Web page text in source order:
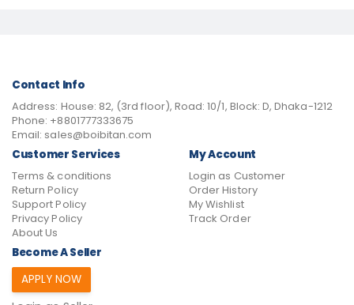
Contact Info
Address: House: 82, (3rd floor), Road: 10/1, Block: D, Dhaka-1212
Phone: +8801777333675
Email: sales@boibitan.com
Customer Services
Terms & conditions
Return Policy
Support Policy
Privacy Policy
About Us
My Account
Login as Customer
Order History
My Wishlist
Track Order
Become A Seller
APPLY NOW